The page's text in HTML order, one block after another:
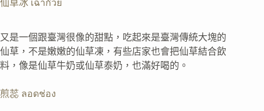
仙草冰 เฉาก๊วย
又是一個跟臺灣很像的甜點，吃起來是臺灣傳統大塊的
仙草，不是嫩嫩的仙草凍，有些店家也會把仙草結合飲
料，像是仙草牛奶或仙草泰奶，也滿好喝的。
煎蕊 ลอดช่อง